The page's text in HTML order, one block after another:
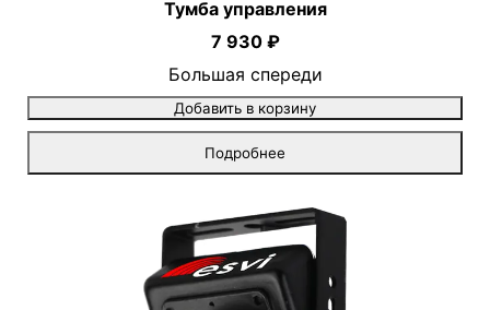
Тумба управления
7 930 ₽
Большая спереди
Добавить в корзину
Подробнее